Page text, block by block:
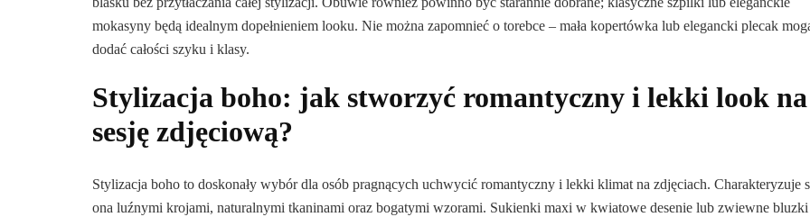
mokasyny będą idealnym dopełnieniem looku. Nie można zapomnieć o torebce – mała kopertówka lub elegancki plecak
dodać całości szyku i klasy.
Stylizacja boho: jak stworzyć romantyczny i lekki look na
sesję zdjęciową?
Stylizacja boho to doskonały wybór dla osób pragnących uchwycić romantyczny i lekki klimat na zdjęciach. Charakteryzuje
ona luźnymi krojami, naturalnymi tkaninami oraz bogatymi wzorami. Sukienki maxi w kwiatowe desenie lub zwiewne bluzki